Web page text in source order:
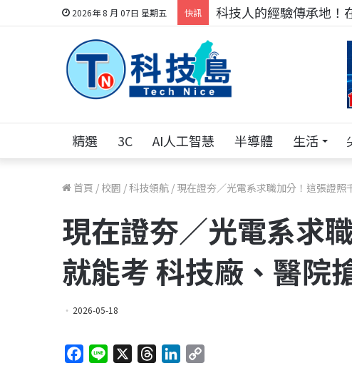
2026年 8 月 07日 星期五 快訊 科技人的經驗傳承地！
精選 3C AI人工智慧 半導體 生活
首頁 / 校園 /科技領航 / 現在證夯／光電系求職加分！這張證照
現在證夯／光電系求
就能考 科技廠、醫院
2026-05-18